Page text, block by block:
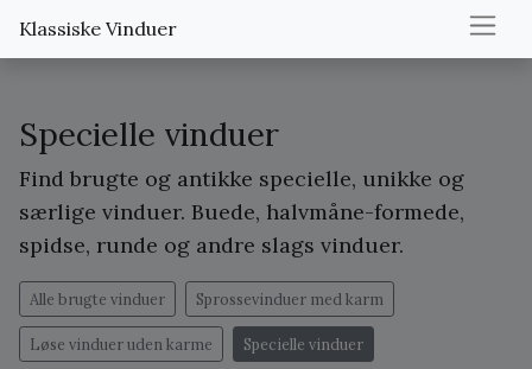
Klassiske Vinduer
Specielle vinduer
Find brugte og antikke specielle, unikke og
særlige vinduer. Buede, halvmåne-formede,
spidse, runde og andre slags vinduer.
Alle brugte vinduer Sprossevinduer med karm
Løse vinduer uden karme Specielle vinduer